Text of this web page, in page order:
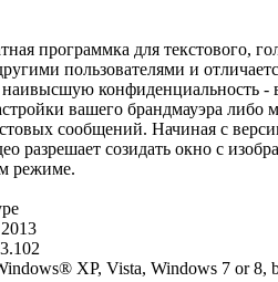
программка для текстового,
пользователями и
наивысшую конфиденциальность
вашего брандмауэра
сообщений. Начиная с
разрешает созидать окно с
режиме.
2013
XP, Vista, Windows 7 or 8,